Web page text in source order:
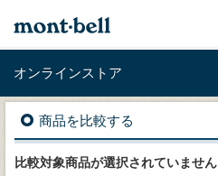
オンラインストア
商品を比較する
比較対象商品が選択されていません